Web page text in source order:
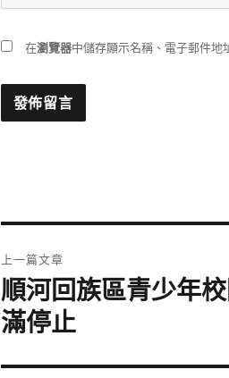
在瀏覽器中儲存顯示名稱、電子郵件地
章
導
上一篇文章
上
一
篇
文
順河回族區青少年
滿停止